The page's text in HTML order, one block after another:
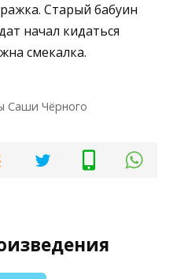
Старый бабуин
начал кидаться
смекалка.
Саши Чёрного